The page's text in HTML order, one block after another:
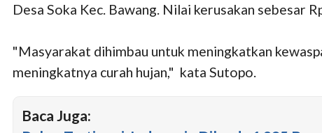
Desa Soka Kec. Bawang. Nilai kerusakan sebesar
"Masyarakat dihimbau untuk meningkatkan
meningkatnya curah hujan," kata Sutopo.
Baca Juga: